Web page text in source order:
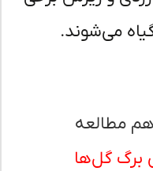
می‌شوند.
گل‌ها